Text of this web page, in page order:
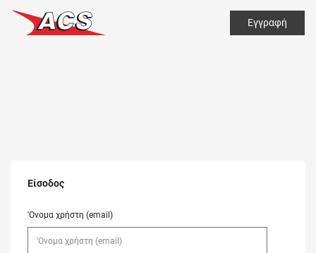
Εγγραφή
Είσοδος
'Ονομα χρήστη (email)